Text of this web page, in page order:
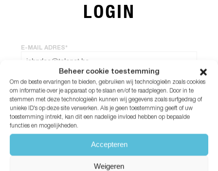
Beheer cookie toestemming
Om de beste ervaringen te bieden, gebruiken wij technologieën zoals cookies
om informatie over je apparaat op te slaan en/of te raadplegen. Door in te
stemmen met deze technologieën kunnen wij gegevens zoals surfgedrag of
unieke ID's op deze site verwerken. Als je geen toestemming geeft of uw
toestemming intrekt, kan dit een nadelige invloed hebben op bepaalde
functies en mogelijkheden.
Accepteren
Weigeren
LOGIN
E-MAIL ADRES*
WACHTWOORD*
Wachtwoord vergeten?